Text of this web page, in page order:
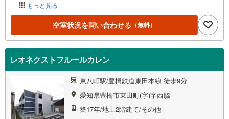
もっと見る
空室状況を問い合わせる （無料）
レオネクストフルールカレン
東八町駅/豊橋鉄道東田本線 徒歩9分
愛知県豊橋市東田町(字)字西脇
築17年/地上2階建て/その他